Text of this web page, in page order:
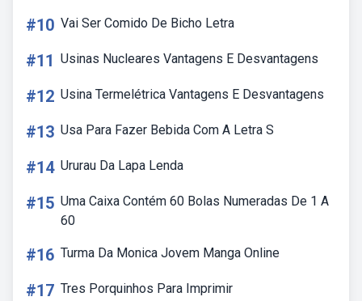
#10 Vai Ser Comido De Bicho Letra
#11 Usinas Nucleares Vantagens E Desvantagens
#12 Usina Termelétrica Vantagens E Desvantagens
#13 Usa Para Fazer Bebida Com A Letra S
#14 Ururau Da Lapa Lenda
#15 Uma Caixa Contém 60 Bolas Numeradas De 1 A
60
#16 Turma Da Monica Jovem Manga Online
#17 Tres Porquinhos Para Imprimir